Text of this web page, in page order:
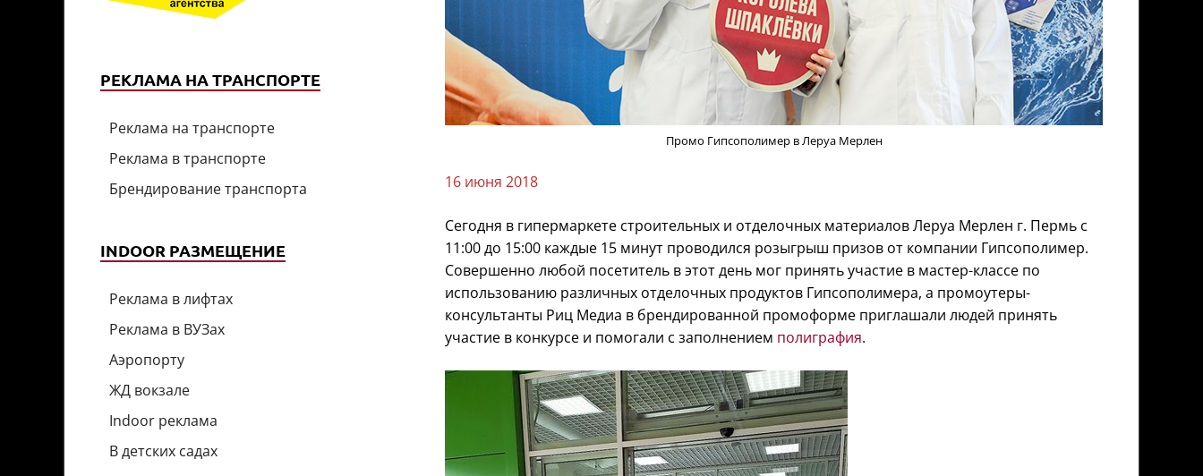
Промо Гипсополимер в Леруа Мерлен
16 июня 2018
Сегодня в гипермаркете строительных и отделочных материалов Леруа Мерлен г. Пермь с
11:00 до 15:00 каждые 15 минут проводился розыгрыш призов от компании Гипсополимер.
Совершенно любой посетитель в этот день мог принять участие в мастер-классе по
использованию различных отделочных продуктов Гипсополимера, а промоутеры-
консультанты Риц Медиа в брендированной промоформе приглашали людей принять
участие в конкурсе и помогали с заполнением полиграфия.
РЕКЛАМА НА ТРАНСПОРТЕ
Реклама на транспорте
Реклама в транспорте
Брендирование транспорта
INDOOR РАЗМЕЩЕНИЕ
Реклама в лифтах
Реклама в ВУЗах
Аэропорту
ЖД вокзале
Indoor реклама
В детских садах